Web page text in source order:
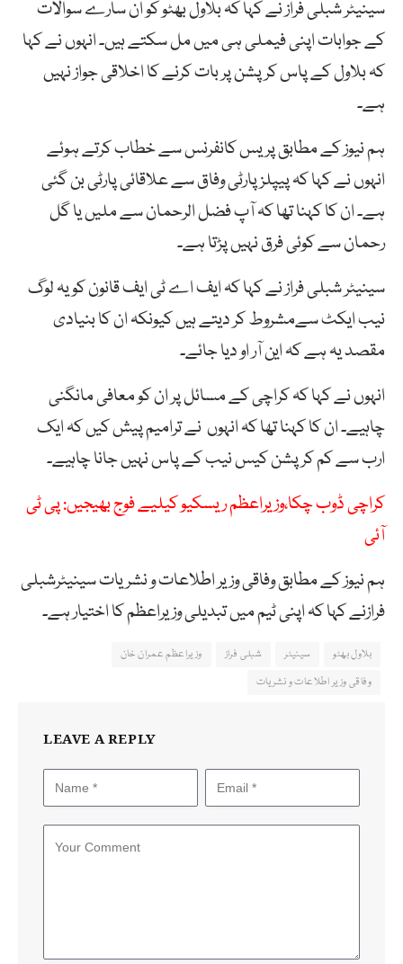
سینیٹر شبلی فراز نے کہا کہ بلاول بھٹو کو ان سارے سوالات
کے جوابات اپنی فیملی ہی میں مل سکتے ہیں۔ انہوں نے کہا
کہ بلاول کے پاس کرپشن پر بات کرنے کا اخلاقی جواز نہیں
ہے۔
ہم نیوز کے مطابق پریس کانفرنس سے خطاب کرتے ہوئے
انہوں نے کہا کہ پیپلزپارٹی وفاق سے علاقائی پارٹی بن گئی
ہے۔ ان کا کہنا تھا کہ آپ فضل الرحمان سے ملیں یا گل
رحمان سے کوئی فرق نہیں پڑتا ہے۔
سینیٹر شبلی فراز نے کہا کہ ایف اے ٹی ایف قانون کویہ لوگ
نیب ایکٹ سےمشروط کر دیتے ہیں کیونکہ ان کا بنیادی
مقصد یہ ہے کہ این آر او دیا جائے۔
انہوں نے کہا کہ کراچی کے مسائل پر ان کو معافی مانگنی
چاہیے۔ ان کا کہنا تھا کہ انہوں نے ترامیم پیش کیں کہ ایک
ارب سے کم کرپشن کیس نیب کے پاس نہیں جانا چاہیے۔
کراچی ڈوب چکا،وزیراعظم ریسکیو کیلیے فوج بھیجیں: پی ٹی
آئی
ہم نیوز کے مطابق وفاقی وزیر اطلاعات و نشریات سینیٹرشبلی
فرازنے کہا کہ اپنی ٹیم میں تبدیلی وزیراعظم کا اختیار ہے۔
بلاول بھٹو سینیٹر شبلی فراز
وزیراعظم عمران خان
وفاقی وزیر اطلاعات و نشریات
LEAVE A REPLY